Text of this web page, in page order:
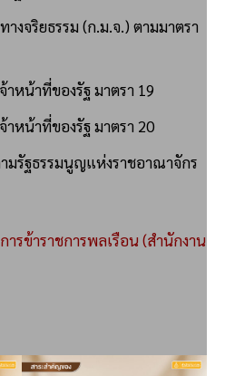
งจริยธรรม (ก.ม.จ.) ตามมาตรา
าหน้าที่ของรัฐ มาตรา 19
าหน้าที่ของรัฐ มาตรา 20
มรัฐธรรมนูญแห่งราชอาณาจักร
รข้าราชการพลเรือน (สำนักงาน